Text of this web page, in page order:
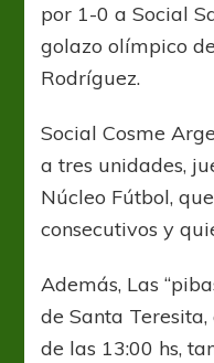
por 1-0 a Social
golazo olímpico
Rodríguez.
Social Cosme
a tres unidades,
Núcleo Fútbol,
consecutivos y
Además, Las
de Santa
de las 13:00 hs,